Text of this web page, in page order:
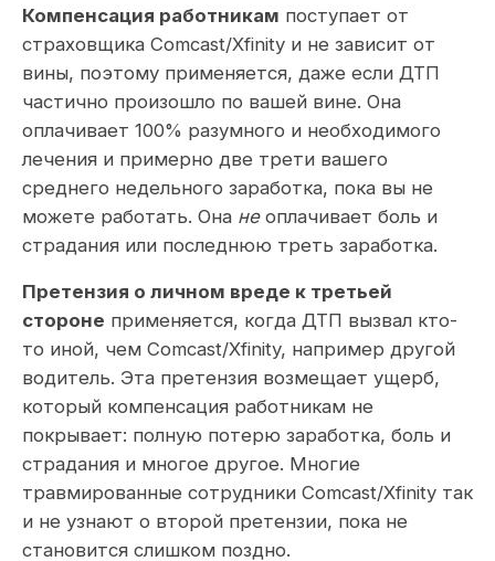
Компенсация работникам поступает от
страховщика Comcast/Xfinity и не зависит от
вины, поэтому применяется, даже если ДТП
частично произошло по вашей вине. Она
оплачивает 100% разумного и необходимого
лечения и примерно две трети вашего
среднего недельного заработка, пока вы не
можете работать. Она неоплачивает боль и
страдания или последнюю треть заработка.
Претензия о личном вреде к третьей
стороне применяется, когда ДТП вызвал кто-
то иной, чем Comcast/Xfinity, например другой
водитель. Эта претензия возмещает ущерб,
который компенсация работникам не
покрывает: полную потерю заработка, боль и
страдания и многое другое. Многие
травмированные сотрудники Comcast/Xfinity так
и не узнают о второй претензии, пока не
становится слишком поздно.